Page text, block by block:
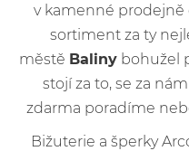
v kamenné prodejně
sortiment za ty
městě Baliny bohužel
stojí za to, se za
zdarma poradíme
Bižuterie a šperky